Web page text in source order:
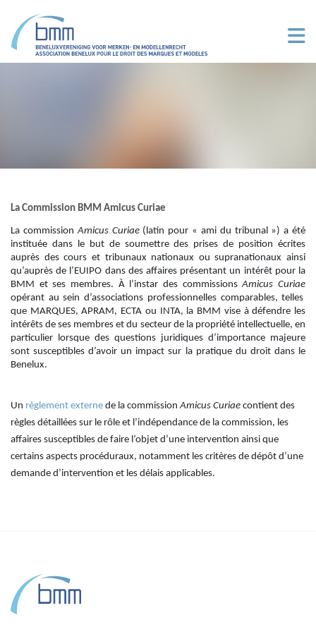
La Commission BMM Amicus Curiae
La commissionAmicus Curiae(latin pour « ami du tribunal ») a été
instituée dans le but de soumettre des prises de position écrites
auprès des cours et tribunaux nationaux ou supranationaux ainsi
qu’auprès de l’EUIPO dans des affaires présentant un intérêt pour la
BMM et ses membres. À l’instar des commissionsAmicus Curiae
opérant au sein d’associations professionnelles comparables, telles
que MARQUES, APRAM, ECTA ou INTA, la BMM vise à défendre les
intérêts de ses membres et du secteur de la propriété intellectuelle, en
particulier lorsque des questions juridiques d’importance majeure
sont susceptibles d’avoir un impact sur la pratique du droit dans le
Benelux.
Un règlement externe de la commissionAmicus Curiae contient des
règles détaillées sur le rôle et l’indépendance de la commission, les
affaires susceptibles de faire l’objet d’une intervention ainsi que
certains aspects procéduraux, notamment les critères de dépôt d’une
demande d’intervention et les délais applicables.